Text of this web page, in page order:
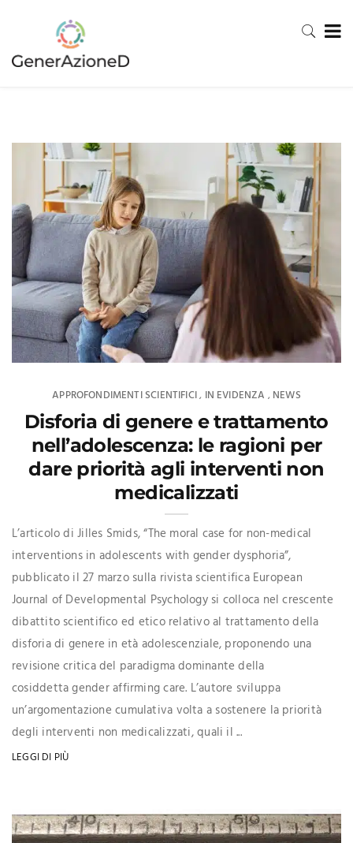
APPROFONDIMENTI SCIENTIFICI, IN EVIDENZA , NEWS
Disforia di genere e trattamento
nell’adolescenza: le ragioni per
dare priorità agli interventi non
medicalizzati
L’articolo di Jilles Smids, “The moral case for non-medical
interventions in adolescents with gender dysphoria”,
pubblicato il 27 marzo sulla rivista scientifica European
Journal of Developmental Psychology si colloca nel crescente
dibattito scientifico ed etico relativo al trattamento della
disforia di genere in età adolescenziale, proponendo una
revisione critica del paradigma dominante della
cosiddetta gender affirming care. L’autore sviluppa
un’argomentazione cumulativa volta a sostenere la priorità
degli interventi non medicalizzati, quali il ...
LEGGI DI PIÙ